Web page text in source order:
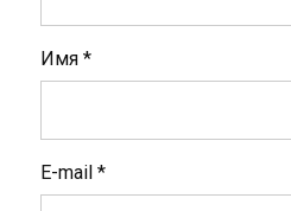
Имя *
E-mail *